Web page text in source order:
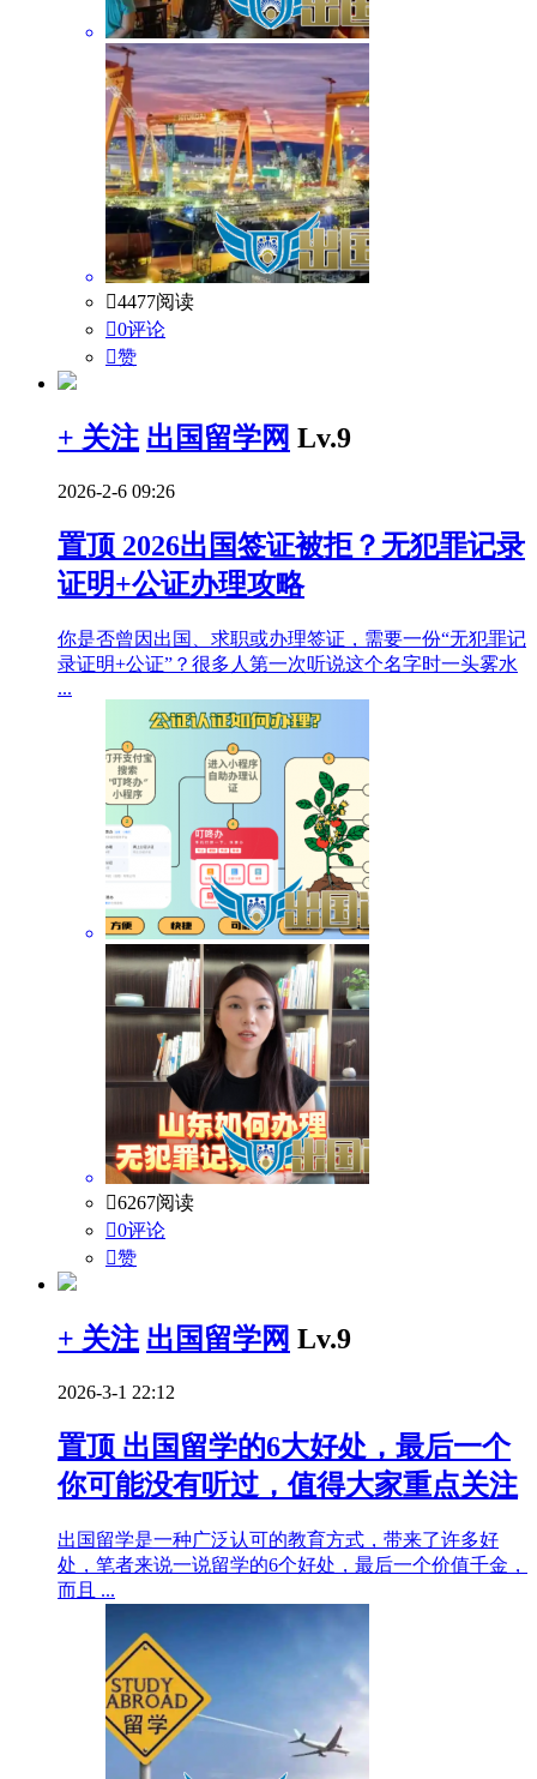
4477阅读
0评论
赞
+ 关注 出国留学网 Lv.9
2026-2-6 09:26
置顶 2026出国签证被拒？无犯罪记录
证明+公证办理攻略
你是否曾因出国、求职或办理签证，需要一份“无犯罪记
录证明+公证”？很多人第一次听说这个名字时一头雾水
...
6267阅读
0评论
赞
+ 关注 出国留学网 Lv.9
2026-3-1 22:12
置顶 出国留学的6大好处，最后一个
你可能没有听过，值得大家重点关注
出国留学是一种广泛认可的教育方式，带来了许多好
处，笔者来说一说留学的6个好处，最后一个价值千金，
而且 ...